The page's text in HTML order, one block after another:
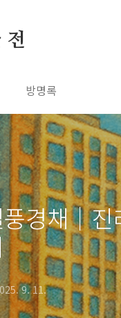
전
방명록
경채｜
9. 11.